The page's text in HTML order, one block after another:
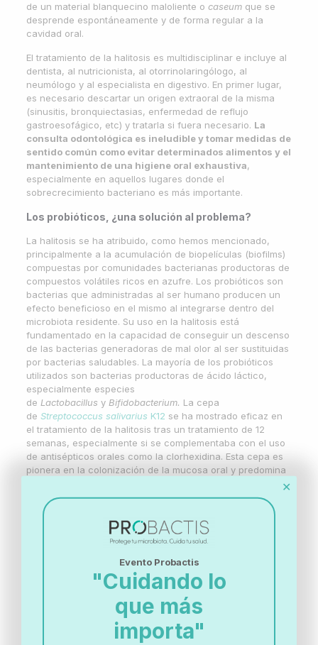
de un material blanquecino maloliente o caseumque se
desprende espontáneamente y de forma regular a la
cavidad oral.
El tratamiento de la halitosis es multidisciplinar e incluye al
dentista, al nutricionista, al otorrinolaringólogo, al
neumólogo y al especialista en digestivo. En primer lugar,
es necesario descartar un origen extraoral de la misma
(sinusitis, bronquiectasias, enfermedad de reflujo
gastroesofágico, etc) y tratarla si fuera necesario. La
consulta odontológica es ineludible y tomar medidas de
sentido común como evitar determinados alimentos y el
mantenimiento de una higiene oral exhaustiva,
especialmente en aquellos lugares donde el
sobrecrecimiento bacteriano es más importante.
Los probióticos, ¿una solución al problema?
La halitosis se ha atribuido, como hemos mencionado,
principalmente a la acumulación de biopelículas (biofilms)
compuestas por comunidades bacterianas productoras de
compuestos volátiles ricos en azufre. Los probióticos son
bacterias que administradas al ser humano producen un
efecto beneficioso en el mismo al integrarse dentro del
microbiota residente. Su uso en la halitosis está
fundamentado en la capacidad de conseguir un descenso
de las bacterias generadoras de mal olor al ser sustituidas
por bacterias saludables. La mayoría de los probióticos
utilizados son bacterias productoras de ácido láctico,
especialmente especies
de Lactobacillus y Bifidobacterium. La cepa
de Streptococcus salivarius K12 se ha mostrado eficaz en
el tratamiento de la halitosis tras un tratamiento de 12
semanas, especialmente si se complementaba con el uso
de antisépticos orales como la clorhexidina. Esta cepa es
pionera en la colonización de la mucosa oral y predomina
tener actividad antimicrobiana contra las principales
bacterias productoras del mal olor oral
Solobacterium moorei.
Como conclusión, aunque son necesarios más estudios, la
administración de probióticos podría ser un factor
determinante en el tratamiento de la halitosis, problema de
salud muchas veces obviado pero que impide en muchos
casos el correcto y satisfactorio funcionamiento social de
una parte considerable de la población.
✕
Evento Probactis
"Cuidando lo
que más
importa"